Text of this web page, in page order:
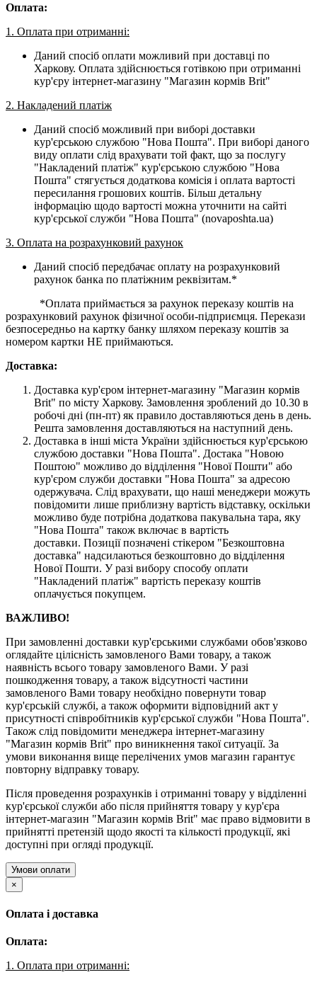
Оплата:
1. Оплата при отриманні:
Даний спосіб оплати можливий при доставці по
Харкову. Оплата здійснюється готівкою при отриманні
кур'єру інтернет-магазину "Магазин кормів Brit"
2. Накладений платіж
Даний спосіб можливий при виборі доставки
кур'єрською службою "Нова Пошта". При виборі даного
виду оплати слід врахувати той факт, що за послугу
"Накладений платіж" кур'єрською службою "Нова
Пошта" стягується додаткова комісія і оплата вартості
пересилання грошових коштів. Більш детальну
інформацію щодо вартості можна уточнити на сайті
кур'єрської служби "Нова Пошта" (novaposhta.ua)
3. Оплата на розрахунковий рахунок
Даний спосіб передбачає оплату на розрахунковий
рахунок банка по платіжним реквізитам.*
*Оплата приймається за рахунок переказу коштів на
розрахунковий рахунок фізичної особи-підприємця. Перекази
безпосередньо на картку банку шляхом переказу коштів за
номером картки НЕ приймаються.
Доставка:
Доставка кур'єром інтернет-магазину "Магазин кормів
Brit" по місту Харкову. Замовлення зроблений до 10.30 в
робочі дні (пн-пт) як правило доставляються день в день.
Решта замовлення доставляються на наступний день.
Доставка в інші міста України здійснюється кур'єрською
службою доставки "Нова Пошта". Достака "Новою
Поштою" можливо до відділення "Нової Пошти" або
кур'єром служби доставки "Нова Пошта" за адресою
одержувача. Слід врахувати, що наші менеджери можуть
повідомити лише приблизну вартість відставку, оскільки
можливо буде потрібна додаткова пакувальна тара, яку
"Нова Пошта" також включає в вартість
доставки. Позиції позначені стікером "Безкоштовна
доставка" надсилаються безкоштовно до відділення
Нової Пошти. У разі вибору способу оплати
"Накладений платіж" вартість переказу коштів
оплачується покупцем.
ВАЖЛИВО!
При замовленні доставки кур'єрськими службами обов'язково
оглядайте цілісність замовленого Вами товару, а також
наявність всього товару замовленого Вами. У разі
пошкодження товару, а також відсутності частини
замовленого Вами товару необхідно повернути товар
кур'єрській службі, а також оформити відповідний акт у
присутності співробітників кур'єрської служби "Нова Пошта".
Також слід повідомити менеджера інтернет-магазину
"Магазин кормів Brit" про виникнення такої ситуації. За
умови виконання вище перелічених умов магазин гарантує
повторну відправку товару.
Після проведення розрахунків і отриманні товару у відділенні
кур'єрської служби або після прийняття товару у кур'єра
інтернет-магазин "Магазин кормів Brit" має право відмовити в
прийнятті претензій щодо якості та кількості продукції, які
доступні при огляді продукції.
Умови оплати
×
Оплата і доставка
Оплата:
1. Оплата при отриманні: